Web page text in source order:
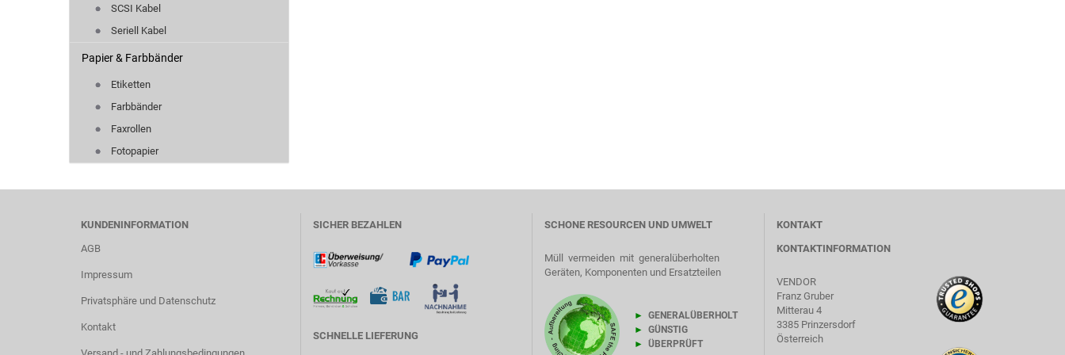
SCSI Kabel
Seriell Kabel
Papier & Farbbänder
Etiketten
Farbbänder
Faxrollen
Fotopapier
KUNDENINFORMATION
AGB
Impressum
Privatsphäre und Datenschutz
Kontakt
SICHER BEZAHLEN
SCHNELLE LIEFERUNG
SCHONE RESOURCEN UND UMWELT
Müll vermeiden mit generalüberholten
Geräten, Komponenten und Ersatzteilen
► GENERALÜBERHOLT
► GÜNSTIG
► ÜBERPRÜFT
KONTAKT
KONTAKTINFORMATION
VENDOR
Franz Gruber
Mitterau 4
3385 Prinzersdorf
Österreich